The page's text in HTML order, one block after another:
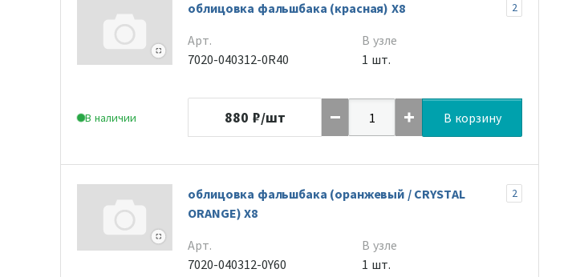
В наличии
облицовка фальшбака (красная) X8 2
Арт.
7020-040312-0R40
В узле
1 шт.
880 ₽/шт В корзину
облицовка фальшбака (оранжевый / CRYSTAL
ORANGE) X8
2
Арт.
7020-040312-0Y60
В узле
1 шт.